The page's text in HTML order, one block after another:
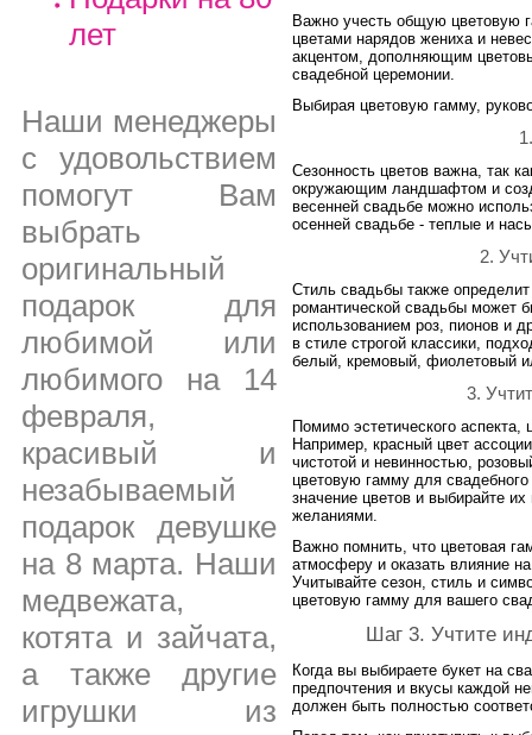
лет
Наши менеджеры
с удовольствием
помогут Вам
выбрать
оригинальный
подарок для
любимой или
любимого на 14
февраля,
красивый и
незабываемый
подарок девушке
на 8 марта. Наши
медвежата,
котята и зайчата,
а также другие
игрушки из
Важно учесть общую цветовую
цветами нарядов жениха и
акцентом, дополняющим
свадебной церемонии.
Выбирая цветовую гамму,
Сезонность цветов важна, так
окружающим ландшафтом и
весенней свадьбе можно
осенней свадьбе - теплые и
2.
Стиль свадьбы также
романтической свадьбы может
использованием роз, пионов и
в стиле строгой классики,
белый, кремовый, фиолетовый
3.
Помимо эстетического
Например, красный цвет
чистотой и невинностью,
цветовую гамму для
значение цветов и выбирайте
желаниями.
Важно помнить, что цветовая
атмосферу и оказать влияние
Учитывайте сезон, стиль и
цветовую гамму для вашего
Шаг 3. Учтите
Когда вы выбираете букет на
предпочтения и вкусы каждой
должен быть полностью